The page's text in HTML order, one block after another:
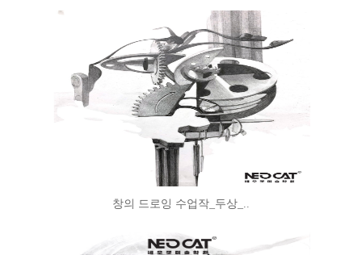
창의 드로잉 수업작_두상_..